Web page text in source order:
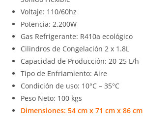
Voltaje: 110/60hz
Potencia: 2.200W
Gas Refrigerante: R410a ecológico
Cilindros de Congelación 2 x 1.8L
Capacidad de Producción: 20-25 L/h
Tipo de Enfriamiento: Aire
Condición de uso: 10°C – 35°C
Peso Neto: 100 kgs
Dimensiones: 54 cm x 71 cm x 86 cm